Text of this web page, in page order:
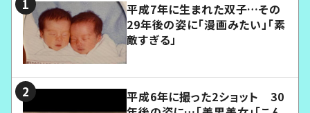
平成7年に生まれた双子…その
29年後の姿に「漫画みたい」「素
敵すぎる」
平成6年に撮った2ショット 30